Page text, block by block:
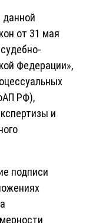
данной
от 31 мая
Федерации»,
РФ),
и
подписи